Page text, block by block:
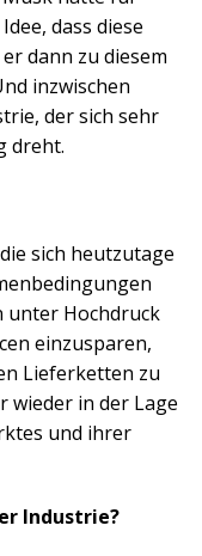
dass diese
dann zu diesem
inzwischen
der sich sehr
dreht.
sich heutzutage
unter Hochdruck
einzusparen,
Lieferketten zu
wieder in der Lage
und ihrer
Industrie?